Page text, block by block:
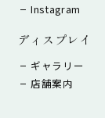
Instagram
ディスプレイ
ギャラリー
店舗案内